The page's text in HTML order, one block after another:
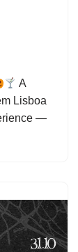
A
Lisboa
—